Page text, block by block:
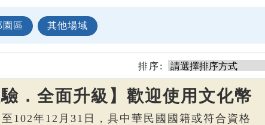
園區 其他場域
排序:
．全面升級】歡迎使用文化幣
102年12月31日，具中華民國國籍或符合資格